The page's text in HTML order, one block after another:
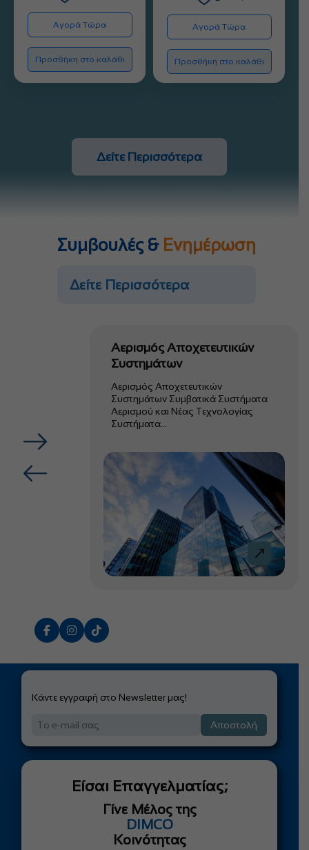
Αγορά Τώρα
Προσθήκη στο καλάθι
Αγορά Τώρα
Προσθήκη στο καλάθι
Δείτε Περισσότερα
Συμβουλές & Ενημέρωση
Δείτε Περισσότερα
Αερισμός Αποχετευτικών
Συστημάτων
Αερισμός Αποχετευτικών
Συστημάτων Συμβατικά Συστήματα
Αερισμού και Νέας Τεχνολογίας
Συστήματα…
Κάντε εγγραφή στο Newsletter μας!
Αποστολή
Είσαι Επαγγελματίας;
Γίνε Μέλος της
DIMCO
Κοινότητας